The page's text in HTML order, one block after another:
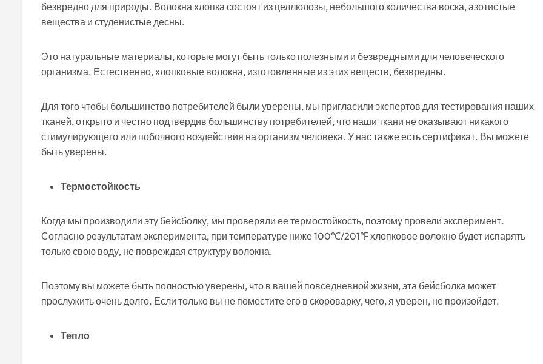
безвредно для природы. Волокна хлопка состоят из целлюлозы, небольшого количества воска,азотистые
вещества и студенистые десны.
Это натуральные материалы, которые могут быть только полезными и безвредными для человеческого
организма. Естественно, хлопковые волокна, изготовленные из этих веществ, безвредны.
Для того чтобы большинство потребителей были уверены, мы пригласили экспертов для тестирования наших
тканей, открыто и честно подтвердив большинству потребителей, что наши ткани не оказывают никакого
стимулирующего или побочного воздействия на организм человека. У нас также есть сертификат. Вы можете
быть уверены.
Термостойкость
Когда мы производили эту бейсболку, мы проверяли ее термостойкость, поэтому провели эксперимент.
Согласно результатам эксперимента, при температуре ниже 100℃/201℉ хлопковое волокно будет испарять
только свою воду, не повреждая структуру волокна.
Поэтому вы можете быть полностью уверены, что в вашей повседневной жизни,эта бейсболка может
прослужить очень долго. Если только вы не поместите его в скороварку, чего, я уверен, не произойдет.
Тепло